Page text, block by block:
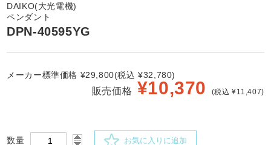
DAIKO(大光電機)
ペンダント
DPN-40595YG
メーカー標準価格 ¥29,800(税込 ¥32,780)
販売価格 ¥10,370 (税込 ¥11,407)
数量 お気に入りに追加